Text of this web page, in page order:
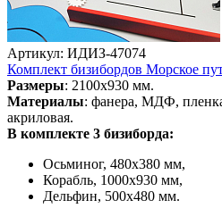
Артикул: ИДИЗ-47074
Комплект бизибордов Морское
Размеры: 2100х930 мм.
Материалы: фанера, МДФ,
акриловая.
В комплекте 3 бизиборда:
Осьминог, 480х380 мм,
Корабль, 1000х930 мм,
Дельфин, 500х480 мм.